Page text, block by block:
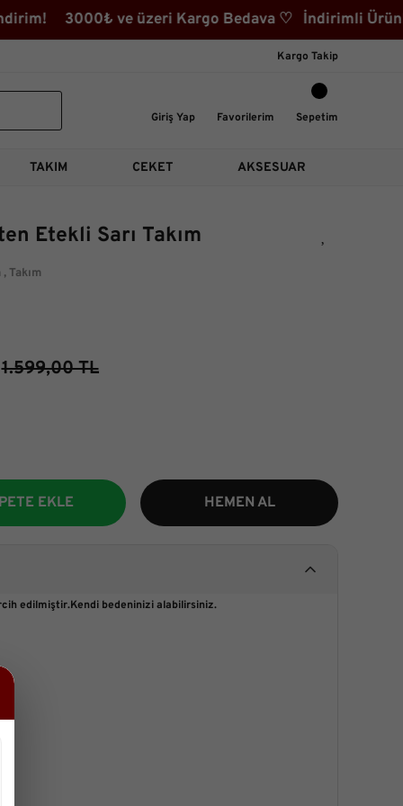
3000₺ ve üzeri Kargo Bedava ♡ İndirimli
Kargo Takip
Giriş Yap Favorilerim Sepetim
TAKIM CEKET AKSESUAR
Etekli Sarı Takım
, Takım
1.599,00 TL
EKLE HEMEN AL
edilmiştir.Kendi bedeninizi alabilirsiniz.